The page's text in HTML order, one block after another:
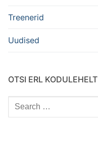
Treenerid
Uudised
OTSI ERL KODULEHELT
Search
for: